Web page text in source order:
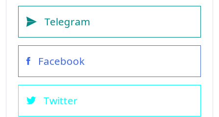
Telegram
Facebook
Twitter